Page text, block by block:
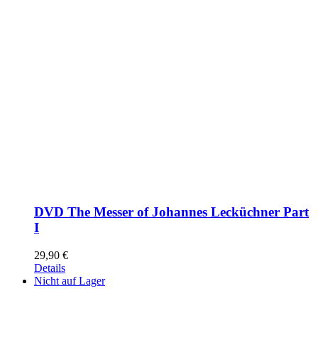
DVD The Messer of Johannes Lecküchner Part
I
29,90 €
Details
Nicht auf Lager